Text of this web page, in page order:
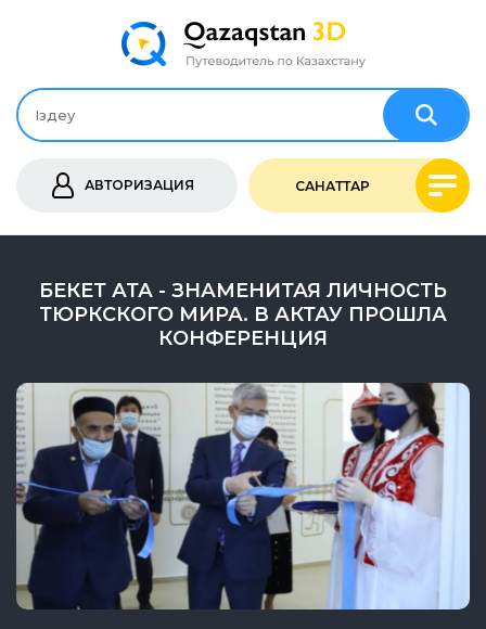
АВТОРИЗАЦИЯ САНАТТАР
БЕКЕТ АТА - ЗНАМЕНИТАЯ ЛИЧНОСТЬ
ТЮРКСКОГО МИРА. В АКТАУ ПРОШЛА
КОНФЕРЕНЦИЯ